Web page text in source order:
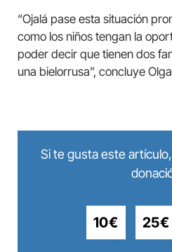
“Ojalá pase esta situación
como los niños tengan la
poder decir que tienen dos
una bielorrusa”, concluye
Si te gusta este
10€ 25€